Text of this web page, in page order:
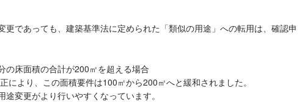
であっても、建築基準法に定められた「類似の用途」への転用は、確認申
床面積の合計が200㎡を超える場合
により、この面積要件は100㎡から200㎡へと緩和されました。
途変更がより行いやすくなっています。